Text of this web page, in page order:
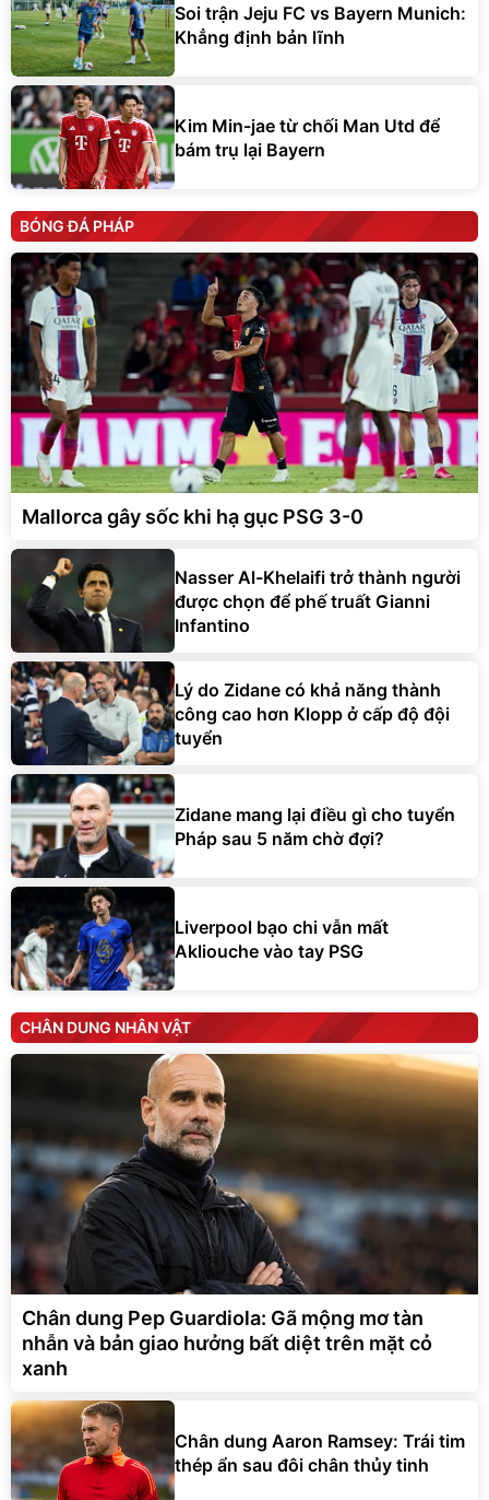
Soi trận Jeju FC vs Bayern Munich:
Khẳng định bản lĩnh
Kim Min-jae từ chối Man Utd để
bám trụ lại Bayern
BÓNG ĐÁ PHÁP
Mallorca gây sốc khi hạ gục PSG 3-0
Nasser Al-Khelaifi trở thành người
được chọn để phế truất Gianni
Infantino
Lý do Zidane có khả năng thành
công cao hơn Klopp ở cấp độ đội
tuyển
Zidane mang lại điều gì cho tuyển
Pháp sau 5 năm chờ đợi?
Liverpool bạo chi vẫn mất
Akliouche vào tay PSG
CHÂN DUNG NHÂN VẬT
Chân dung Pep Guardiola: Gã mộng mơ tàn
nhẫn và bản giao hưởng bất diệt trên mặt cỏ
xanh
Chân dung Aaron Ramsey: Trái tim
thép ẩn sau đôi chân thủy tinh